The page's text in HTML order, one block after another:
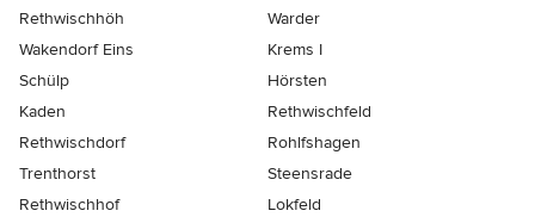
Rethwischhöh
Warder
Wakendorf Eins
Krems I
Schülp
Hörsten
Kaden
Rethwischfeld
Rethwischdorf
Rohlfshagen
Trenthorst
Steensrade
Rethwischhof
Lokfeld